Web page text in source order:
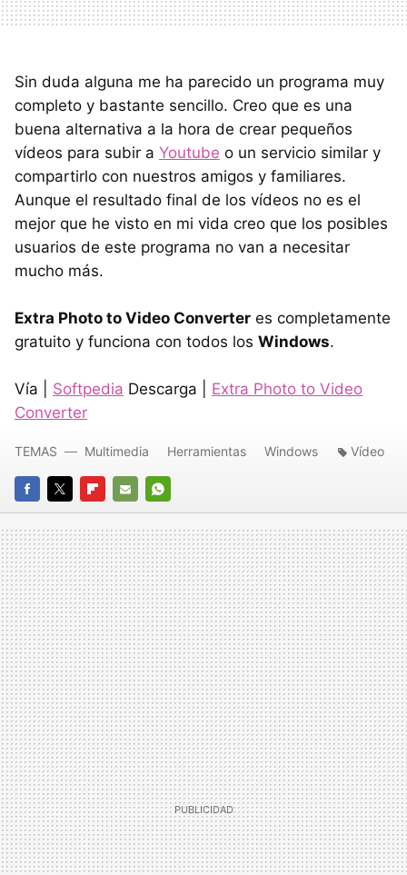
Sin duda alguna me ha parecido un programa muy
completo y bastante sencillo. Creo que es una
buena alternativa a la hora de crear pequeños
vídeos para subir a Youtube o un servicio similar y
compartirlo con nuestros amigos y familiares.
Aunque el resultado final de los vídeos no es el
mejor que he visto en mi vida creo que los posibles
usuarios de este programa no van a necesitar
mucho más.
Extra Photo to Video Converter es completamente
gratuito y funciona con todos los Windows.
Vía | Softpedia Descarga | Extra Photo to Video
Converter
FACEBOOK
TWITTERFLIPBOARD
E-
MAIL
WHATSAPP
TEMAS Multimedia Herramientas Windows Vídeo